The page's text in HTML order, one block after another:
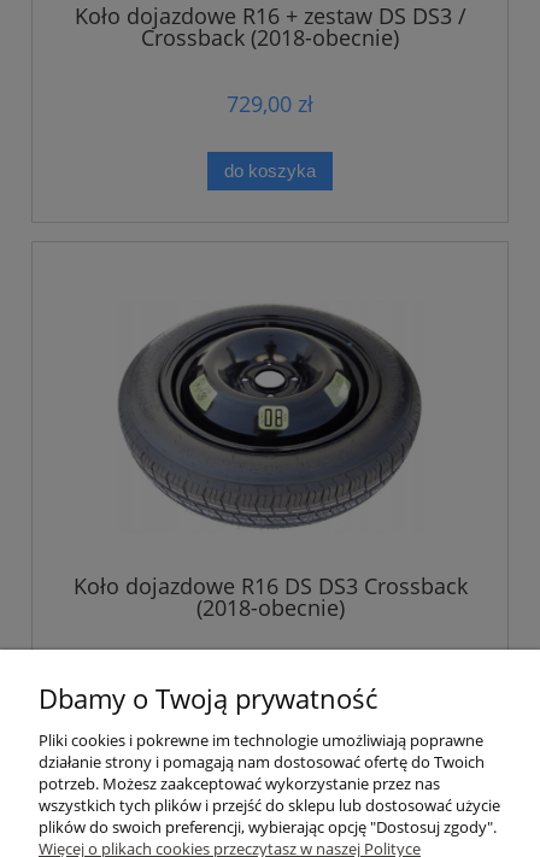
Koło dojazdowe R16 + zestaw DS DS3 /
Crossback (2018-obecnie)
729,00 zł
do koszyka
Koło dojazdowe R16 DS DS3 Crossback
(2018-obecnie)
do koszyka
Pomoc
Dbamy o Twoją prywatność
Pliki cookies i pokrewne im technologie umożliwiają poprawne
działanie strony i pomagają nam dostosować ofertę do Twoich
potrzeb. Możesz zaakceptować wykorzystanie przez nas
wszystkich tych plików i przejść do sklepu lub dostosować użycie
plików do swoich preferencji, wybierając opcję "Dostosuj zgody".
Więcej o plikach cookies przeczytasz w naszej Polityce